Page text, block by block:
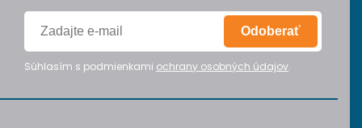
Odoberať
Súhlasím s podmienkami ochrany osobných údajov.